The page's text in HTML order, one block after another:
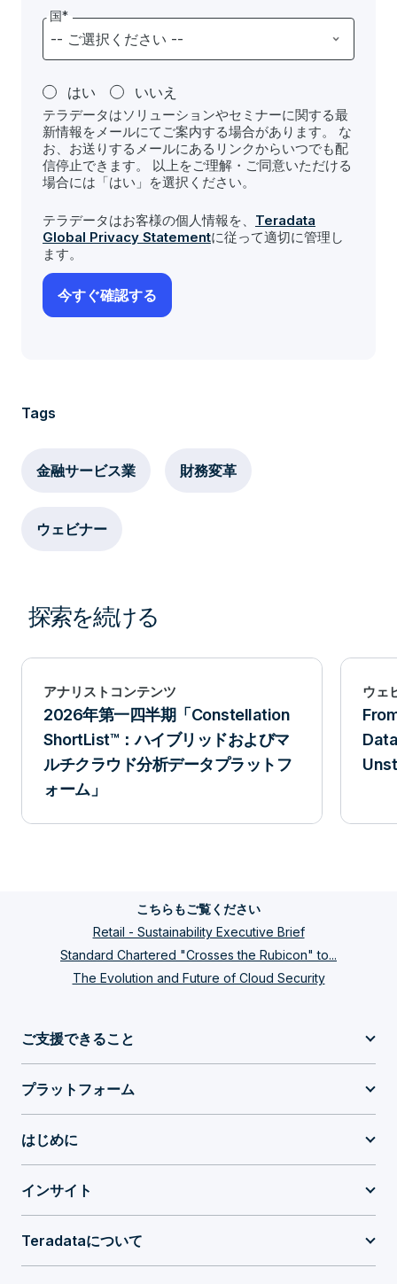
国*
はい いいえ
テラデータはソリューションやセミナーに関する最
新情報をメールにてご案内する場合があります。 な
お、お送りするメールにあるリンクからいつでも配
信停止できます。 以上をご理解・ご同意いただける
場合には「はい」を選択ください。
テラデータはお客様の個人情報を、 Teradata
Global Privacy Statementに従って適切に管理し
ます。
Tags
金融サービス業 財務変革
ウェビナー
探索を続ける
アナリストコンテンツ
2026年第一四半期「Constellation
ShortList™：ハイブリッドおよびマ
ルチクラウド分析データプラットフ
ォーム」
ウェ
こちらもご覧ください
Retail - Sustainability Executive Brief
Standard Chartered "Crosses the Rubicon" to...
The Evolution and Future of Cloud Security
ご支援できること
プラットフォーム
はじめに
インサイト
Teradataについて